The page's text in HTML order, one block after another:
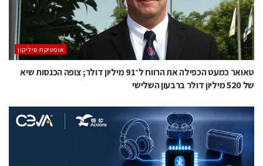
אופטיקת סיליקון
טאואר כמעט הכפילה את הרווח ל־91 מיליון דולר; צופה הכנסות שיא
של 520 מיליון דולר ברבעון השלישי